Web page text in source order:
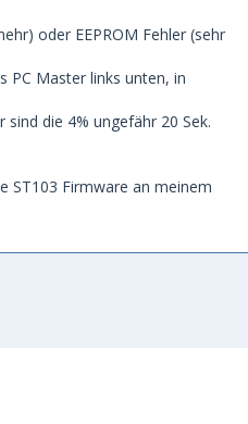
oder EEPROM Fehler (sehr
PC Master links unten, in
sind die 4% ungefähr 20 Sek.
ST103 Firmware an meinem